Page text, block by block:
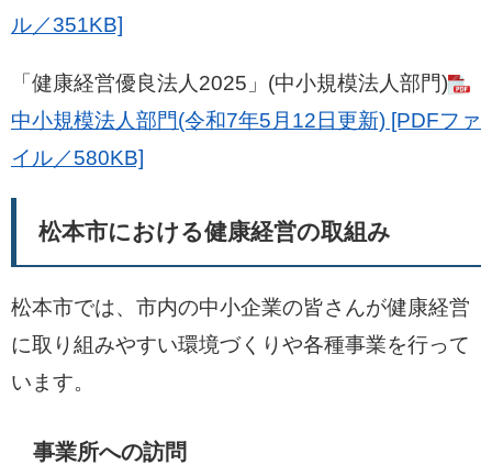
ル／351KB]
「健康経営優良法人2025」(中小規模法人部門)
中小規模法人部門(令和7年5月12日更新) [PDFファ
イル／580KB]
松本市における健康経営の取組み
松本市では、市内の中小企業の皆さんが健康経営
に取り組みやすい環境づくりや各種事業を行って
います。
事業所への訪問